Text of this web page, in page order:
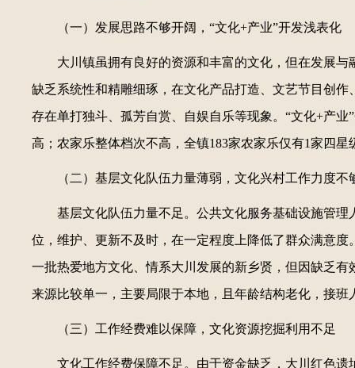
（一）发展思路不够开阔，“文化+产业”开发浅表化
大川镇虽拥有良好的资源和丰富的文化，但在发展
缺乏系统性和精雕细琢，在文化产品打造、文艺节目创
存在单打独斗、孤芳自赏、自娱自乐等现象。“文化+产
高；农家乐整体档次不高，全镇183家农家乐仅有1家四
（二）基层文化队伍力量薄弱，文化兴村工作力度不
基层文化队伍力量不足。公共文化服务基础设施管
位，维护、更新不及时，在一定程度上降低了群众满意
一批热爱地方文化、情系大川发展的新乡贤，但因缺乏
来源比较单一，主要局限于本地，且年龄结构老化，接班
（三）工作经费难以保障，文化资源挖掘利用不足
文化工作经费保障不足。由于资金缺乏，大川红色